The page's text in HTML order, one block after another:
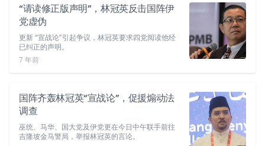
“请读修正版声明”，林冠英反击国阵伊
党虚伪
更新 “宣战论”引起争议，林冠英要求四党阅读他经
已纠正的声明。
7 年前
国阵齐轰林冠英“宣战论”，促援煽动法
调查
巫统、马华、国大党及伊党更在今日中午联手前往
吉隆坡金马警局，举报林冠英的言论。